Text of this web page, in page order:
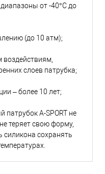
от -40°С до
(до 10 атм);
воздействиям,
слоев патрубка;
– более 10 лет;
A-SPORT не
теряет свою форму,
силикона сохранять